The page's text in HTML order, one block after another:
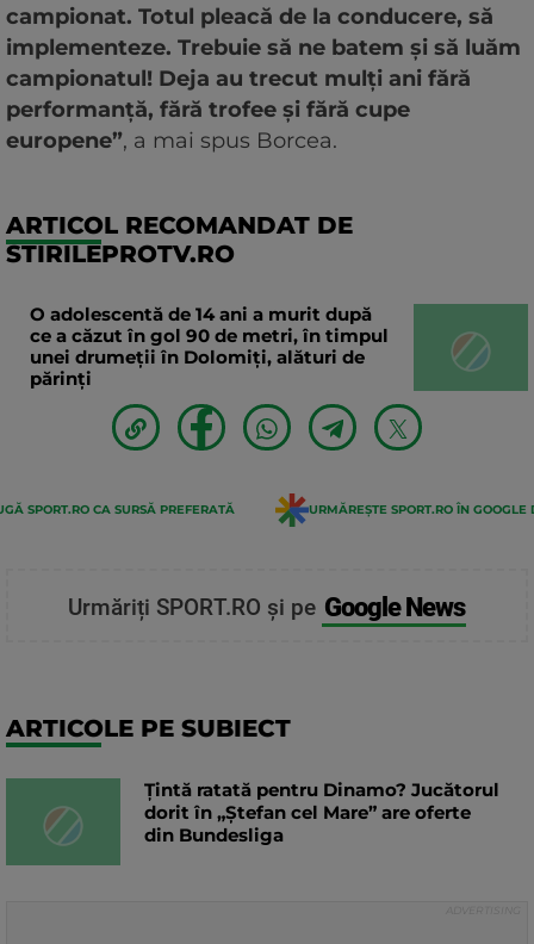
campionat. Totul pleacă de la conducere, să
implementeze. Trebuie să ne batem și să luăm
campionatul! Deja au trecut mulți ani fără
performanță, fără trofee și fără cupe
europene”, a mai spus Borcea.
ARTICOL RECOMANDAT DE
STIRILEPROTV.RO
O adolescentă de 14 ani a murit după
ce a căzut în gol 90 de metri, în timpul
unei drumeții în Dolomiți, alături de
părinți
SPORT.RO CA SURSĂ PREFERATĂ URMĂREȘTE SPORT.RO ÎN GOOGLE
Urmăriți SPORT.RO și pe Google News
ARTICOLE PE SUBIECT
Țintă ratată pentru Dinamo? Jucătorul
dorit în „Ștefan cel Mare” are oferte
din Bundesliga